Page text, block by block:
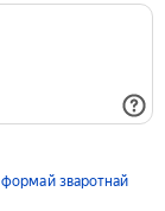
формай зваротнай